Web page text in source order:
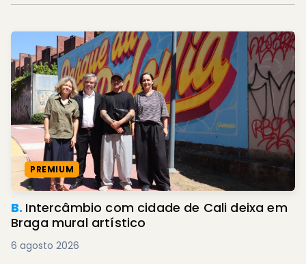
PREMIUM
B. Intercâmbio com cidade de Cali deixa em
Braga mural artístico
6 agosto 2026